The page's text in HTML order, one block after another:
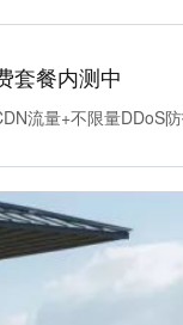
套餐内测中
流量+不限量DDoS